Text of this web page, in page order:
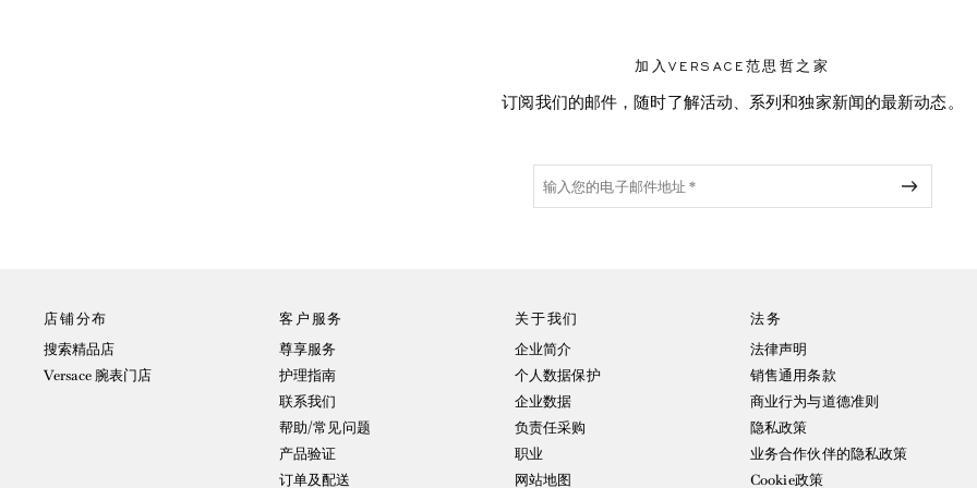
加入VERSACE范思哲之家
订阅我们的邮件，随时了解活动、系列和独家新闻的最新动态。
店铺分布
搜索精品店
Versace 腕表门店
客户服务
尊享服务
护理指南
联系我们
帮助/常见问题
产品验证
订单及配送
关于我们
企业简介
个人数据保护
企业数据
负责任采购
职业
网站地图
法务
法律声明
销售通用条款
商业行为与道德准则
隐私政策
业务合作伙伴的隐私政策
Cookie政策